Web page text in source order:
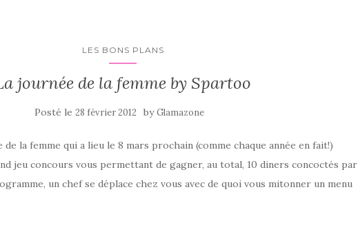
LES BONS PLANS
journée de la femme by Spartoo
Posté le28 février 2012 byGlamazone
de la femme qui a lieu le 8 mars prochain (comme chaque année en fait!)
jeu concours vous permettant de gagner, au total, 10 diners concoctés par
un chef se déplace chez vous avec de quoi vous mitonner un menu